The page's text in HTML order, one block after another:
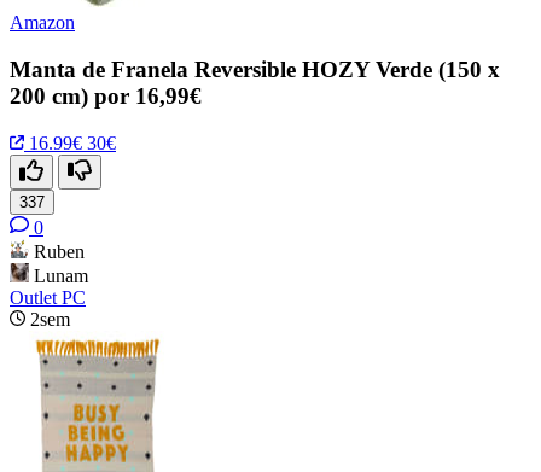
Amazon
Manta de Franela Reversible HOZY Verde (150 x
200 cm) por 16,99€
16.99€ 30€
337
0
Ruben
Lunam
Outlet PC
2sem